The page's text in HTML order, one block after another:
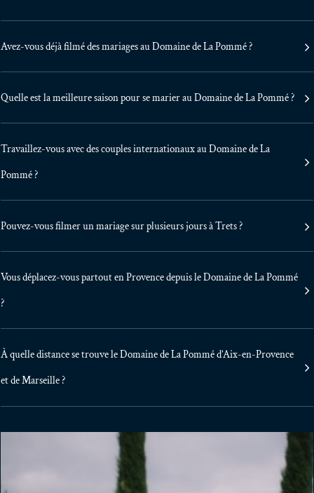
Avez-vous déjà filmé des mariages au Domaine de La Pommé ?
Quelle est la meilleure saison pour se marier au Domaine de La Pommé ?
Travaillez-vous avec des couples internationaux au Domaine de La
Pommé ?
Pouvez-vous filmer un mariage sur plusieurs jours à Trets ?
Vous déplacez-vous partout en Provence depuis le Domaine de La Pommé
?
À quelle distance se trouve le Domaine de La Pommé d’Aix-en-Provence
et de Marseille ?